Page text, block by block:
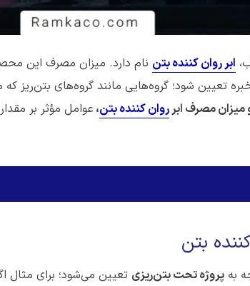
ابر روان کننده بتن نام دارد. میزان مصرف این
تعیین شود؛ گروه‌هایی مانند گروه‌های بتن‌ریز که
مصرف ابرروان کننده بتن،عوامل مؤثر بر
بتن
به پروژه تحت بتن‌ریزی تعیین می‌شود؛ برای مثال